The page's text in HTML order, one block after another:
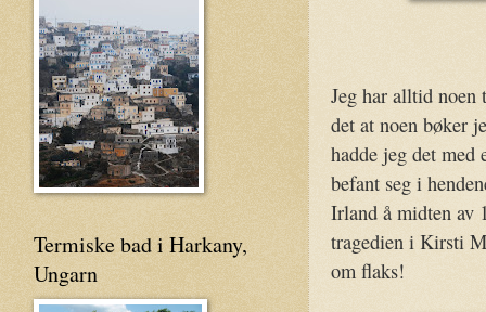
Jeg har alltid noen
det at noen bøker
hadde jeg det
befant seg i
Irland å midten av
tragedien i Kirsti
om flaks!
Termiske bad i Harkany,
Ungarn